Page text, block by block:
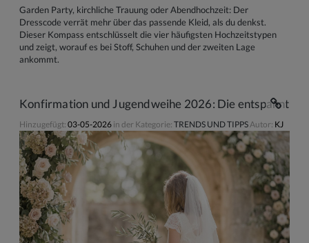
Garden Party, kirchliche Trauung oder Abendhochzeit: Der
Dresscode verrät mehr über das passende Kleid, als du denkst.
Dieser Kompass entschlüsselt die vier häufigsten Hochzeitstypen
und zeigt, worauf es bei Stoff, Schuhen und der zweiten Lage
ankommt.
Konfirmation und Jugendweihe 2026: Die entspannte
Hinzugefügt: 03-05-2026 in der Kategorie: TRENDS UND TIPPS Autor: KJ